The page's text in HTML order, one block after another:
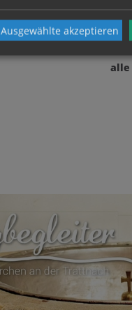
alle
Ausgewählte akzeptieren